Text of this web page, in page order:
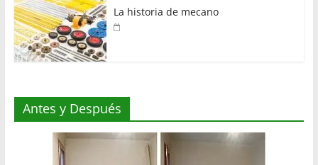
La historia de mecano
Antes y Después